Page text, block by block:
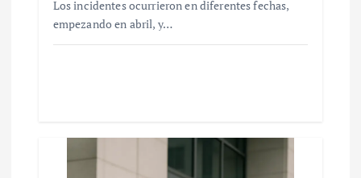
Los incidentes ocurrieron en diferentes fechas,
empezando en abril, y…